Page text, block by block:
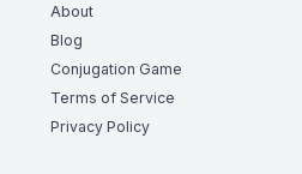
About
Blog
Conjugation Game
Terms of Service
Privacy Policy